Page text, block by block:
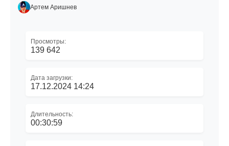
Артем Аришнев
Просмотры:
139 642
Дата загрузки:
17.12.2024 14:24
Длительность:
00:30:59